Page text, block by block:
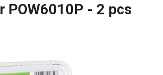
POW6010P - 2 pcs